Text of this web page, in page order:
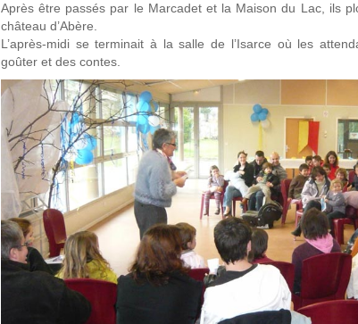
Après être passés par le Marcadet et la Maison du Lac, ils
château d’Abère.
L’après-midi se terminait à la salle de l’Isarce où les
goûter et des contes.